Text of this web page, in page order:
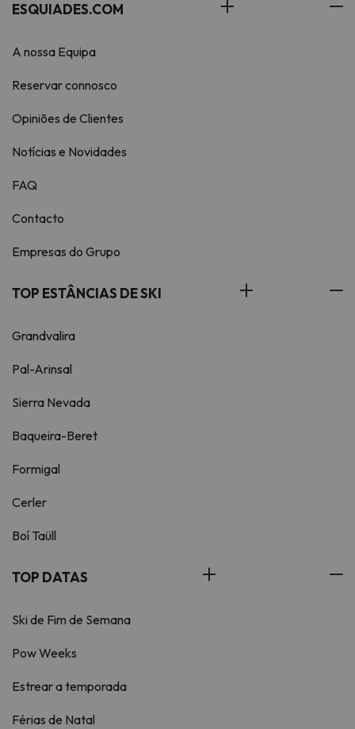
ESQUIADES.COM
A nossa Equipa
Reservar connosco
Opiniões de Clientes
Notícias e Novidades
FAQ
Contacto
Empresas do Grupo
TOP ESTÂNCIAS DE SKI
Grandvalira
Pal-Arinsal
Sierra Nevada
Baqueira-Beret
Formigal
Cerler
Boí Taüll
TOP DATAS
Ski de Fim de Semana
Pow Weeks
Estrear a temporada
Férias de Natal